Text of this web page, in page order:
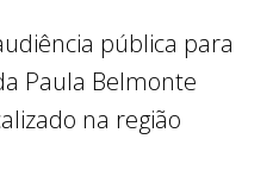
pública para
Paula Belmonte
na região